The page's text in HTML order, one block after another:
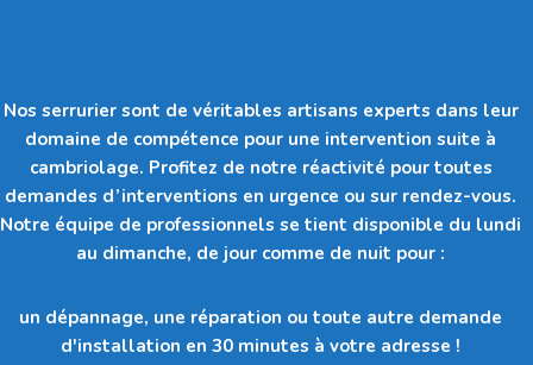
Nos serrurier sont de véritables artisans experts dans leur
domaine de compétence pour une intervention suite à
cambriolage. Profitez de notre réactivité pour toutes
demandes d’interventions en urgence ou sur rendez-vous.
Notre équipe de professionnels se tient disponible du lundi
au dimanche, de jour comme de nuit pour :
un dépannage, une réparation ou toute autre demande
d'installation en 30 minutes à votre adresse !